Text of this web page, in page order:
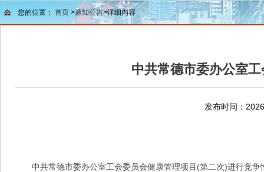
您的位置： 首页 >通知公告>详细内容
中共常德市委办公室
发布时间：
中共常德市委办公室工会委员会健康管理项目(第二次)进行竞争